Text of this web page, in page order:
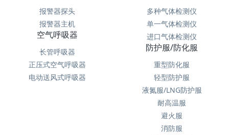
报警器探头
报警器主机
多种气体检测仪
单一气体检测仪
进口气体检测仪
空气呼吸器
长管呼吸器
正压式空气呼吸器
电动送风式呼吸器
防护服/防化服
重型防化服
轻型防护服
液氮服/LNG防护服
耐高温服
避火服
消防服